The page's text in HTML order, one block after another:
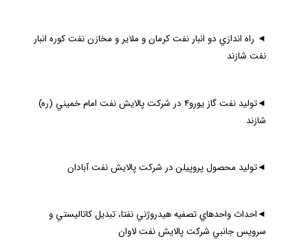
◄ راه اندازي دو انبار نفت كرمان و ملاير و مخازن نفت كوره انبار
نفت شازند
◄
توليد نفت گاز يورو4 در شركت پالايش نفت امام خميني (ره)
شازند
◄توليد محصول پروپيلن در شركت پالايش نفت آبادان
◄احداث واحدهاي تصفيه هيدروژني نفتا، تبديل كاتاليستي و
سرويس جانبي شركت پالايش نفت لاوان